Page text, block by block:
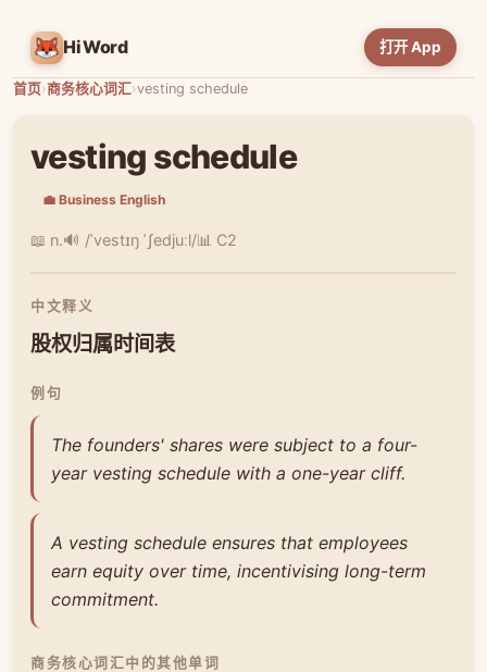
HiWord 打开 App
首页›商务核心词汇›vesting schedule
vesting schedule
💼 Business English
📖 n.🔊 /ˈvestɪŋ ˈʃedjuːl/📊 C2
中文释义
股权归属时间表
例句
The founders' shares were subject to a four-
year vesting schedule with a one-year cliff.
A vesting schedule ensures that employees
earn equity over time, incentivising long-term
commitment.
商务核心词汇中的其他单词